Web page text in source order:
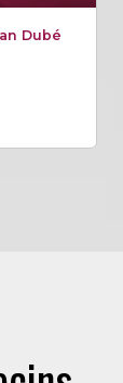
Dubé